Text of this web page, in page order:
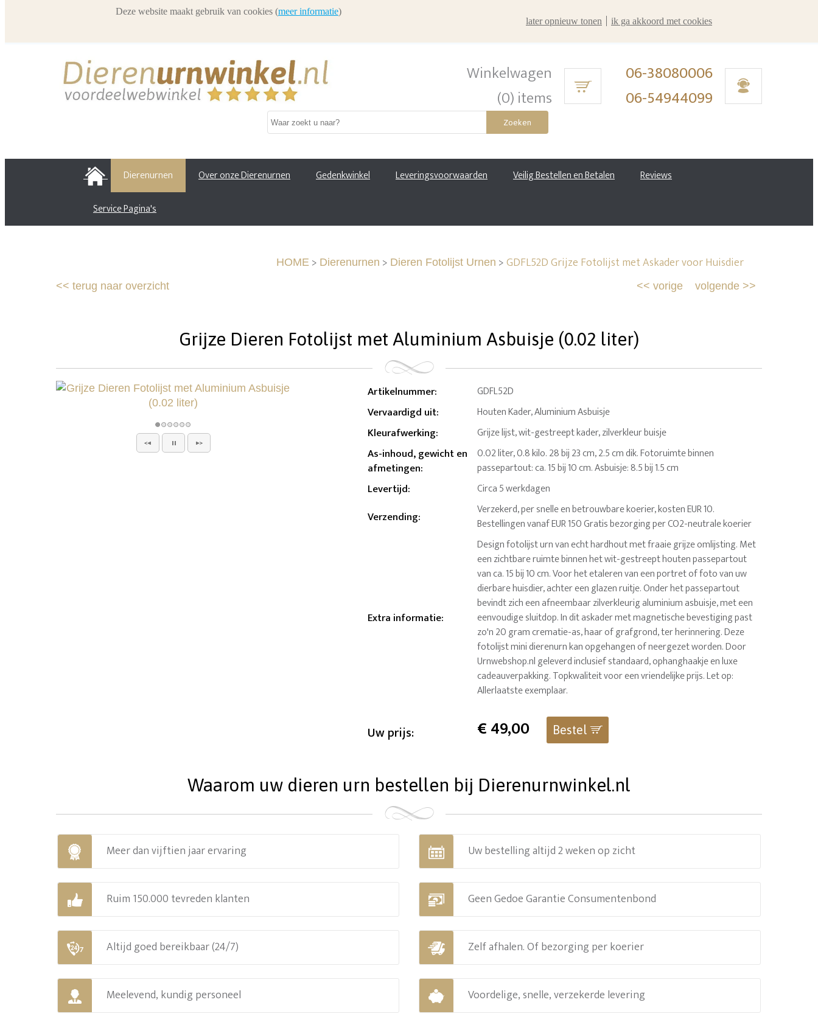
Winkelwagen
(0) items
06-38080006
06-54944099
Zoeken
HOME Dierenurnen Over onze Dierenurnen Gedenkwinkel Leveringsvoorwaarden Veilig Bestellen en Betalen Reviews
Service Pagina's
HOME > Dierenurnen > Dieren Fotolijst Urnen >GDFL52D Grijze Fotolijst met Askader voor Huisdier
<< terug naar overzicht volgende >>
<< vorige
Grijze Dieren Fotolijst met Aluminium Asbuisje (0.02 liter)
Artikelnummer: GDFL52D
Vervaardigd uit: Houten Kader, Aluminium Asbuisje
Kleurafwerking: Grijze lijst, wit-gestreept kader, zilverkleur buisje
As-inhoud, gewicht en
afmetingen:
0.02 liter, 0.8 kilo. 28 bij 23 cm, 2.5 cm dik. Fotoruimte binnen
passepartout: ca. 15 bij 10 cm. Asbuisje: 8.5 bij 1.5 cm
Levertijd: Circa 5 werkdagen
Verzending:
Verzekerd, per snelle en betrouwbare koerier, kosten EUR 10.
Bestellingen vanaf EUR 150 Gratis bezorging per CO2-neutrale koerier
Extra informatie:
Design fotolijst urn van echt hardhout met fraaie grijze omlijsting. Met
een zichtbare ruimte binnen het wit-gestreept houten passepartout
van ca. 15 bij 10 cm. Voor het etaleren van een portret of foto van uw
dierbare huisdier, achter een glazen ruitje. Onder het passepartout
bevindt zich een afneembaar zilverkleurig aluminium asbuisje, met een
eenvoudige sluitdop. In dit askader met magnetische bevestiging past
zo'n 20 gram crematie-as, haar of grafgrond, ter herinnering. Deze
fotolijst mini dierenurn kan opgehangen of neergezet worden. Door
Urnwebshop.nl geleverd inclusief standaard, ophanghaakje en luxe
cadeauverpakking. Topkwaliteit voor een vriendelijke prijs. Let op:
Allerlaatste exemplaar.
Uw prijs: €49,00 Bestel
Waarom uw dieren urn bestellen bij Dierenurnwinkel.nl
Meer dan vijftien jaar ervaring Uw bestelling altijd 2 weken op zicht
Ruim 150.000 tevreden klanten Geen Gedoe Garantie Consumentenbond
Altijd goed bereikbaar (24/7) Zelf afhalen. Of bezorging per koerier
Meelevend, kundig personeel Voordelige, snelle, verzekerde levering
Deze website maakt gebruik van cookies (meer informatie)
later opnieuw tonen
ik ga akkoord met cookies